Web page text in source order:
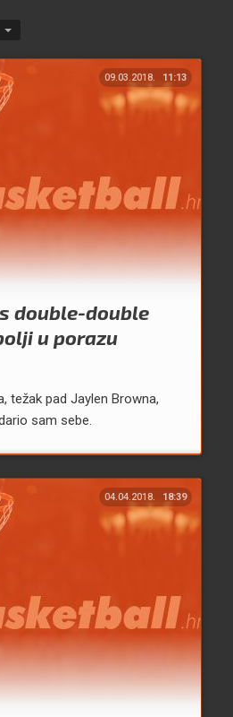
09.03.2018. 11:13
s double-double
u porazu
težak pad Jaylen Browna,
sam sebe.
04.04.2018. 18:39